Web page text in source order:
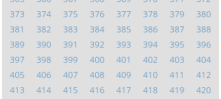
373
374 375 376 377 378 379
380
381
382 383 384 385 386 387
388
389
390 391 392 393 394 395
396
397
398 399 400 401 402 403
404
405
406 407 408 409 410 411
412
413
414 415 416 417 418 419
420